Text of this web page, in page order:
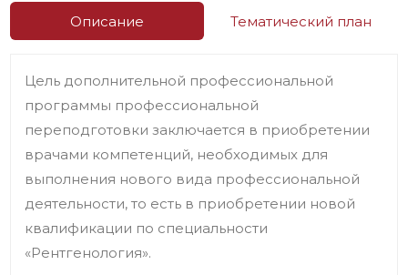
Описание Тематический план
Цель дополнительной профессиональной
программы профессиональной
переподготовки заключается в приобретении
врачами компетенций, необходимых для
выполнения нового вида профессиональной
деятельности, то есть в приобретении новой
квалификации по специальности
«Рентгенология».